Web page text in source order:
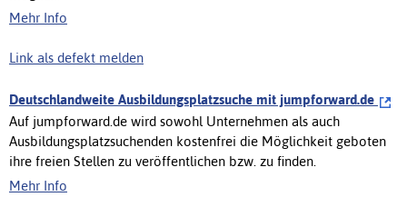
Mehr Info
Link als defekt melden
Deutschlandweite Ausbildungsplatzsuche mit jumpforward.de
Auf jumpforward.de wird sowohl Unternehmen als auch
Ausbildungsplatzsuchenden kostenfrei die Möglichkeit geboten
ihre freien Stellen zu veröffentlichen bzw. zu finden.
Mehr Info